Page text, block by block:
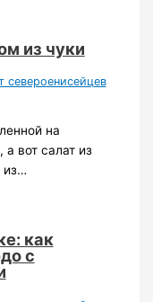
из чуки
североенисейцев
на
а вот салат из
из…
как
с